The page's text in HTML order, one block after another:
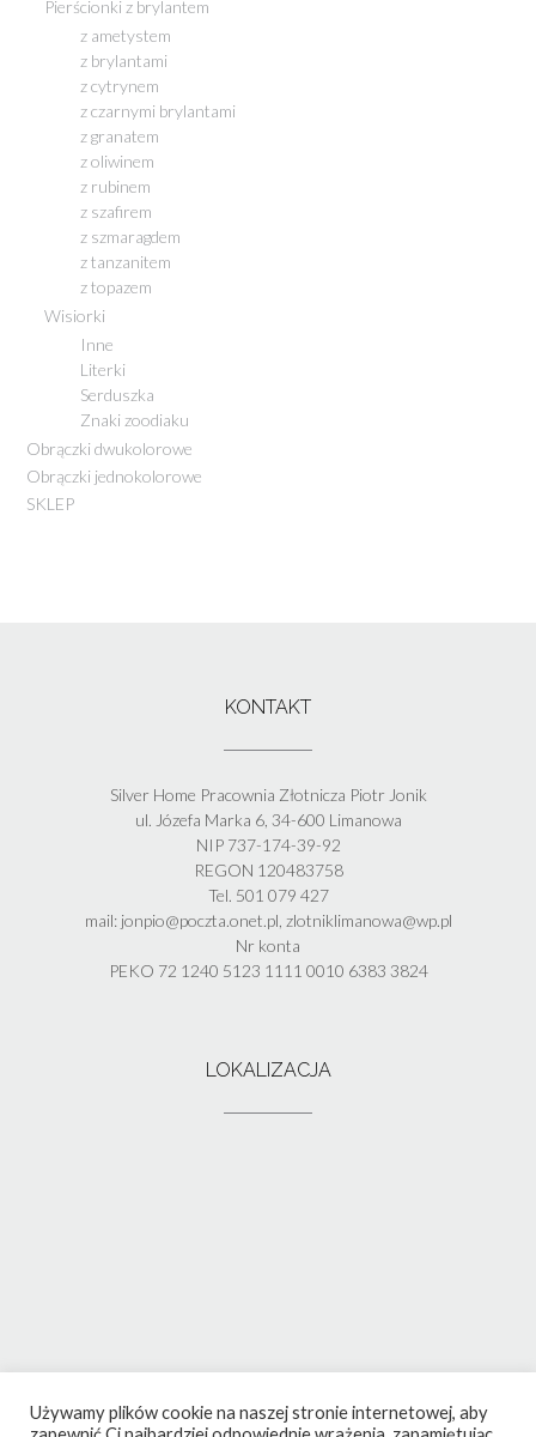
Pierścionki z brylantem
z ametystem
z brylantami
z cytrynem
z czarnymi brylantami
z granatem
z oliwinem
z rubinem
z szafirem
z szmaragdem
z tanzanitem
z topazem
Wisiorki
Inne
Literki
Serduszka
Znaki zoodiaku
Obrączki dwukolorowe
Obrączki jednokolorowe
SKLEP
KONTAKT
Silver Home Pracownia Złotnicza Piotr Jonik
ul. Józefa Marka 6, 34-600 Limanowa
NIP 737-174-39-92
REGON 120483758
Tel. 501 079 427
mail: jonpio@poczta.onet.pl, zlotniklimanowa@wp.pl
Nr konta
PEKO 72 1240 5123 1111 0010 6383 3824
LOKALIZACJA
Używamy plików cookie na naszej stronie internetowej, aby